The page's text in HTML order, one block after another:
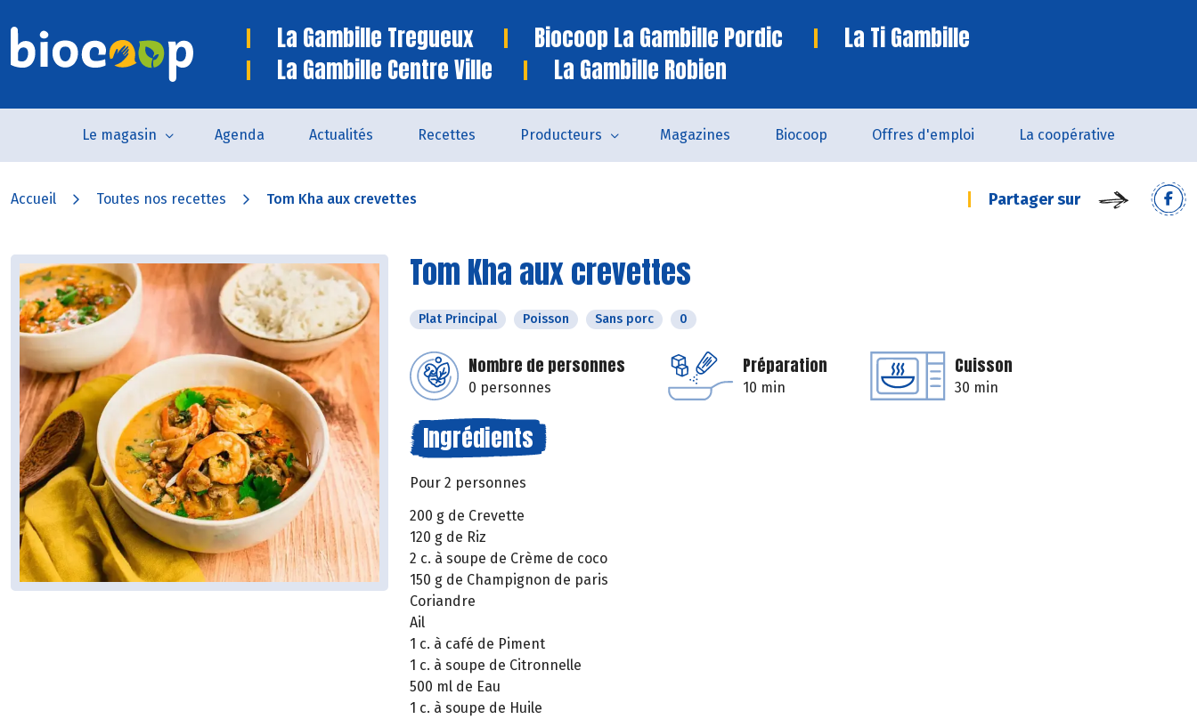
La Gambille Tregueux Biocoop La Gambille Pordic
La Ti Gambille
La Gambille Centre Ville
La Gambille Robien
Le magasin Agenda Actualités Recettes Producteurs Magazines Biocoop Offres d'emploi La coopérative
Accueil Toutes nos recettes Tom Kha aux crevettes Partager sur
Tom Kha aux crevettes
Plat Principal Poisson Sans porc 0
Nombre de personnes
0 personnes
Préparation
10 min
Cuisson
30 min
Ingrédients
Pour 2 personnes
200 g de Crevette
120 g de Riz
2 c. à soupe de Crème de coco
150 g de Champignon de paris
Coriandre
Ail
1 c. à café de Piment
1 c. à soupe de Citronnelle
500 ml de Eau
1 c. à soupe de Huile